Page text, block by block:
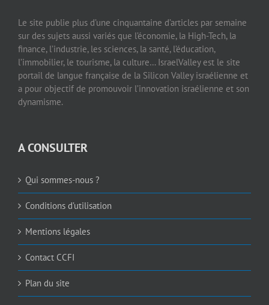
Le site publie plus d’une cinquantaine d’articles par semaine
sur des sujets aussi variés que l’économie, la High-Tech, la
finance, l’industrie, les sciences, la santé, l’éducation,
l’immobilier, le tourisme, la culture… IsraelValley est le site
portail de langue française de la Silicon Valley israélienne et
a pour objectif de promouvoir l’innovation israélienne et son
dynamisme.
A CONSULTER
Qui sommes-nous ?
Conditions d’utilisation
Mentions légales
Contact CCFI
Plan du site